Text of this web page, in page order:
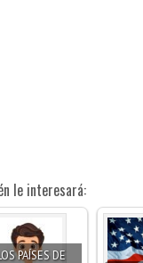
le interesará:
PAÍSES DE